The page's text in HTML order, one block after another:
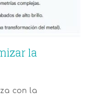
la
con la